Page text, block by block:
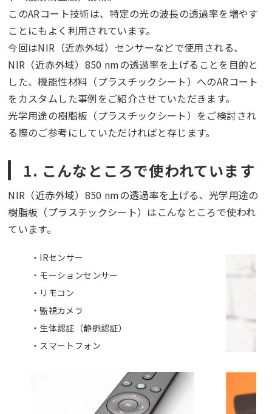
このARコート技術は、特定の光の波長の透過率を増やす
ことにもよく利用されています。
今回はNIR（近赤外域）センサーなどで使用される、
NIR（近赤外域）850 nmの透過率を上げることを目的と
した、機能性材料（プラスチックシート）へのARコート
をカスタムした事例をご紹介させていただきます。
光学用途の樹脂板（プラスチックシート）をご検討され
る際のご参考にしていただければと存じます。
1. こんなところで使われています
NIR（近赤外域）850 nmの透過率を上げる、光学用途の
樹脂板（プラスチックシート）はこんなところで使われ
ています。
IRセンサー
モーションセンサー
リモコン
監視カメラ
生体認証（静脈認証）
スマートフォン